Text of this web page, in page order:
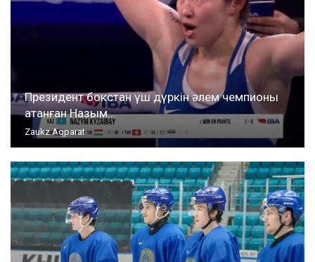
Президент бокстан үш дүркін әлем чемпионы
атанған Назым…
Zaukz Aqparat